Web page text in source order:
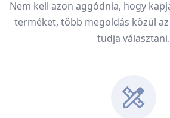
Nem kell azon aggódnia, hogy
terméket, több megoldás közül
tudja választani.